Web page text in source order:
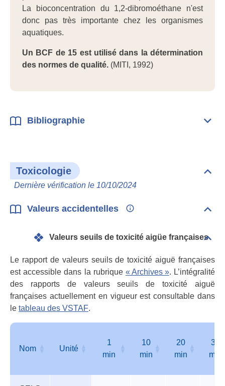
La bioconcentration du 1,2-dibromoéthane n'est
donc pas très importante chez les organismes
aquatiques.
Un BCF de 15 est utilisé dans la détermination
des normes de qualité. (MITI, 1992)
Bibliographie
Toxicologie
Dernière vérification le 10/10/2024
Valeurs accidentelles
Valeurs seuils de toxicité aigüe françaises
de
Le rapport de valeurs seuils de toxicité aiguë françaises
est accessible dans la rubrique « Archives ». L’intégralité
des rapports de valeurs seuils de toxicité aiguë
françaises actuellement en vigueur est consultable dans
le tableau des VSTAF.
Nom Unité
1
min
10
min
20
min
30
min